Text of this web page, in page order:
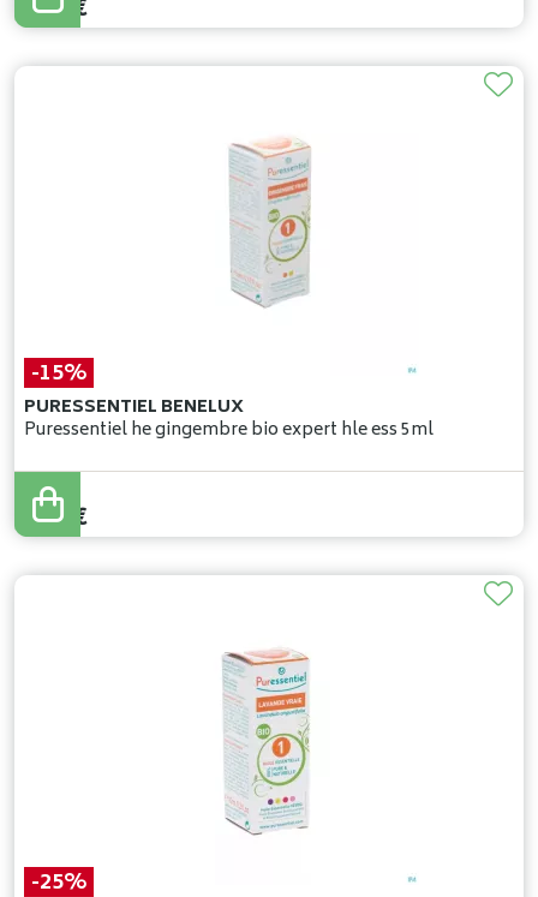
7,56 €
-15%
PURESSENTIEL BENELUX
Puressentiel he gingembre bio expert hle ess 5ml
11,55
9,82 €
-25%